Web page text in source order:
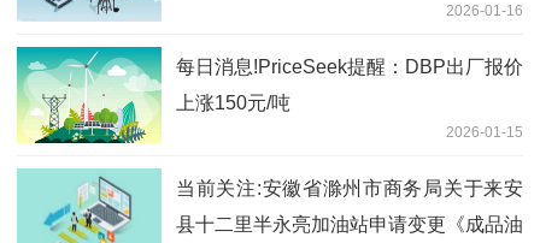
2026-01-16
每日消息!PriceSeek提醒：DBP出厂报价
上涨150元/吨
2026-01-15
当前关注:安徽省滁州市商务局关于来安
县十二里半永亮加油站申请变更《成品油